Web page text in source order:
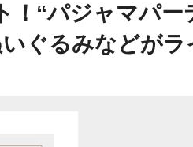
！“パジャマパー
ぐるみなどが